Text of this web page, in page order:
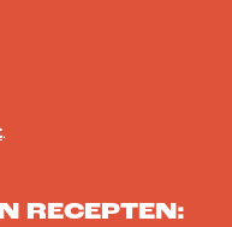
.
RECEPTEN: